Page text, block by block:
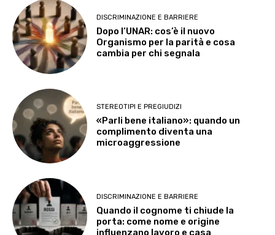
DISCRIMINAZIONE E BARRIERE
Dopo l’UNAR: cos’è il nuovo
Organismo per la parità e cosa
cambia per chi segnala
STEREOTIPI E PREGIUDIZI
«Parli bene italiano»: quando un
complimento diventa una
microaggressione
DISCRIMINAZIONE E BARRIERE
Quando il cognome ti chiude la
porta: come nome e origine
influenzano lavoro e casa